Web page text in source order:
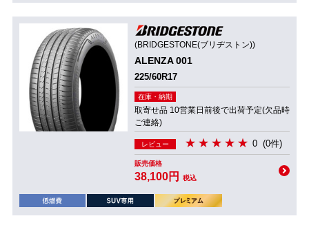
(BRIDGESTONE(ブリヂストン))
ALENZA 001
225/60R17
在庫・納期
取寄せ品 10営業日前後で出荷予定(欠品時
ご連絡)
レビュー 0 (0件)
販売価格
38,100円 税込